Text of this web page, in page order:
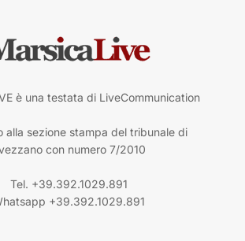
è una testata di LiveCommunication
alla sezione stampa del tribunale di
con numero 7/2010
Tel. +39.392.1029.891
+39.392.1029.891